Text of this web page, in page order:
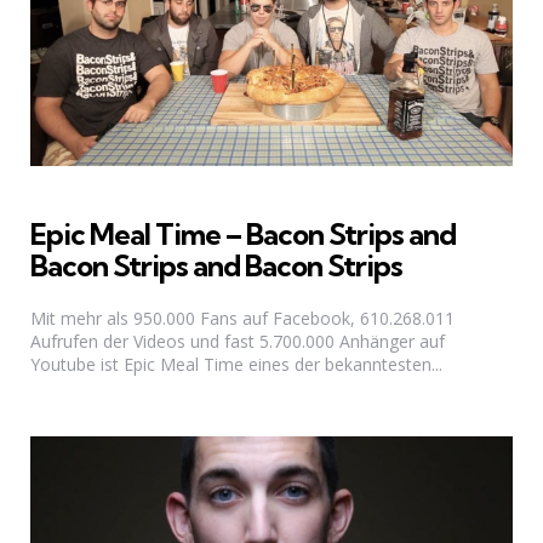
Epic Meal Time – Bacon Strips and
Bacon Strips and Bacon Strips
Mit mehr als 950.000 Fans auf Facebook, 610.268.011
Aufrufen der Videos und fast 5.700.000 Anhänger auf
Youtube ist Epic Meal Time eines der bekanntesten...